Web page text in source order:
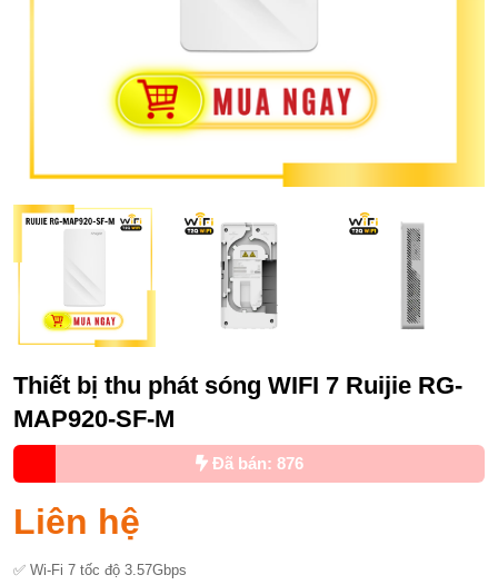
Thiết bị thu phát sóng WIFI 7 Ruijie RG-
MAP920-SF-M
Đã bán: 876
Liên hệ
✅ Wi-Fi 7 tốc độ 3.57Gbps